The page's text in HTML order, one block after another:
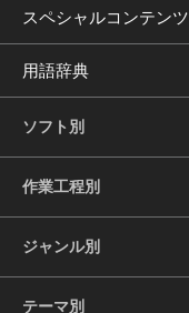
スペシャルコンテンツ
用語辞典
ソフト別
作業工程別
ジャンル別
テーマ別